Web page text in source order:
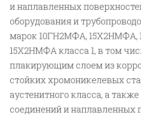
и наплавленных
оборудования и
марок 10ГН2МФА,
15Х2НМФА класса 1, в том
плакирующим слоем из
стойких хромоникелевых
аустенитного класса, а
соединений и наплавленных